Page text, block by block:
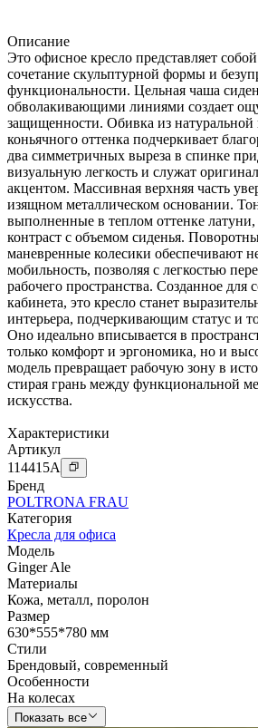
Описание
Это офисное кресло представляет
сочетание скульптурной формы и
функциональности. Цельная чаша
обволакивающими линиями создает
защищенности. Обивка из натуральной
коньячного оттенка подчеркивает
два симметричных выреза в спинке
визуальную легкость и служат
акцентом. Массивная верхняя часть
изящном металлическом основании.
выполненные в теплом оттенке
контраст с объемом сиденья.
маневренные колесики обеспечивают
мобильность, позволяя с легкостью
рабочего пространства. Созданное для
кабинета, это кресло станет
интерьера, подчеркивающим статус и
Оно идеально вписывается в
только комфорт и эргономика, но и
модель превращает рабочую зону в
стирая грань между функциональной
искусства.
Характеристики
Артикул
114415A
Бренд
POLTRONA FRAU
Категория
Кресла для офиса
Модель
Ginger Ale
Материалы
Кожа, металл, поролон
Размер
630*555*780 мм
Стили
Брендовый, современный
Особенности
На колесах
Показать все